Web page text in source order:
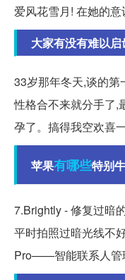
爱风花雪月! 在她的意
大家有没有难以
33岁那年冬天,谈的第
性格合不来就分手了,
孕了。搞得我空欢喜
苹果有哪些特别
7.Brightly - 修复过暗
平时拍照过暗光线不
Pro——智能联系人管